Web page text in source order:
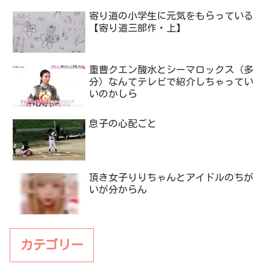
寄り道の小学生に元気をもらっている
【寄り道三部作・上】
重曹クエン酸水とシーマロックス（多
分）なんてテレビで紹介しちゃってい
いのかしら
息子の心配ごと
頂き女子りりちゃんとアイドルのちが
いが分からん
カテゴリー